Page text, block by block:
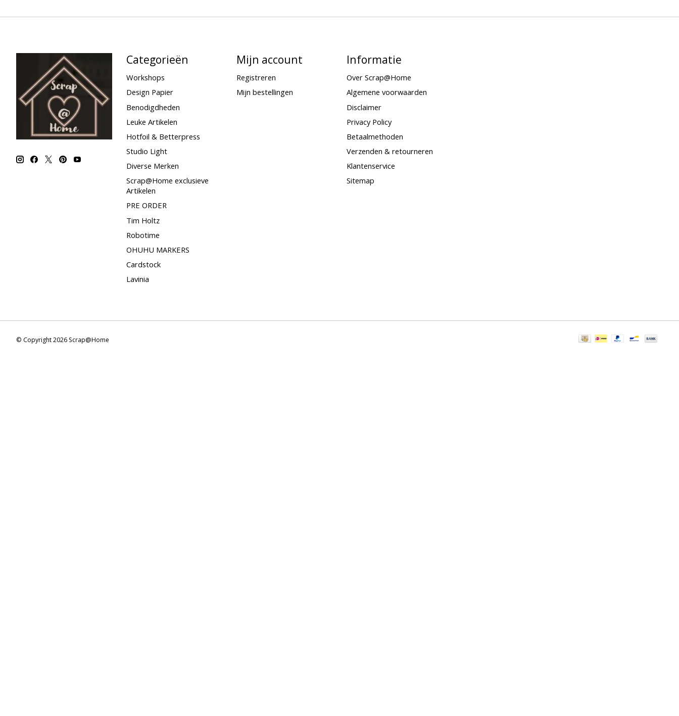
Categorieën
Workshops
Design Papier
Benodigdheden
Leuke Artikelen
Hotfoil & Betterpress
Studio Light
Diverse Merken
Scrap@Home exclusieve
Artikelen
PRE ORDER
Tim Holtz
Robotime
OHUHU MARKERS
Cardstock
Lavinia
Mijn account
Registreren
Mijn bestellingen
Informatie
Over Scrap@Home
Algemene voorwaarden
Disclaimer
Privacy Policy
Betaalmethoden
Verzenden & retourneren
Klantenservice
Sitemap
© Copyright 2026 Scrap@Home